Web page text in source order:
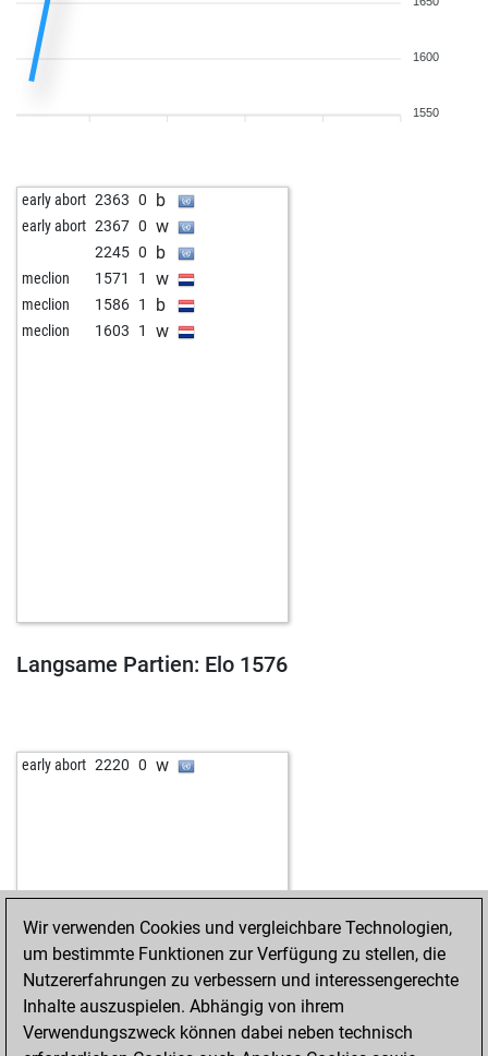
1600
1550
early abort 2363 0 b
early abort 2367 0 w
2245 0 b
meclion 1571 1 w
meclion 1586 1 b
meclion 1603 1 w
Langsame Partien: Elo 1576
early abort 2220 0 w
Wir verwenden Cookies und vergleichbare Technologien,
um bestimmte Funktionen zur Verfügung zu stellen, die
Nutzererfahrungen zu verbessern und interessengerechte
Inhalte auszuspielen. Abhängig von ihrem
Verwendungszweck können dabei neben technisch